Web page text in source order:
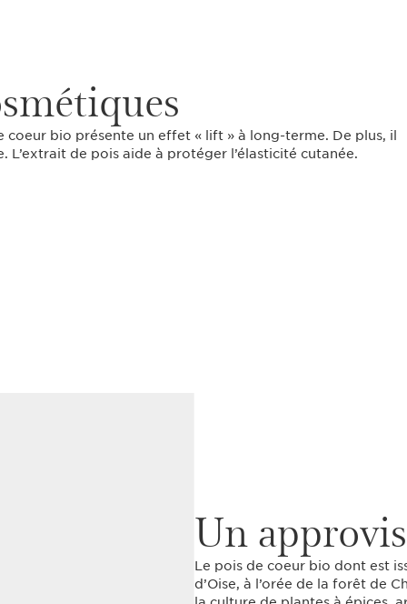
coeur bio présente un effet « lift » à long-terme. De plus, il
L’extrait de pois aide à protéger l’élasticité cutanée.
Un
Le pois de coeur bio dont est
d’Oise, à l’orée de la forêt de